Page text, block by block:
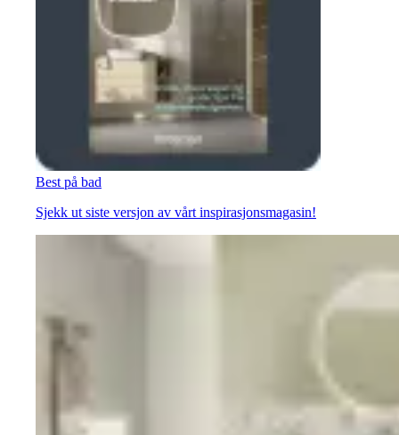
Best på bad
Sjekk ut siste versjon av vårt inspirasjonsmagasin!